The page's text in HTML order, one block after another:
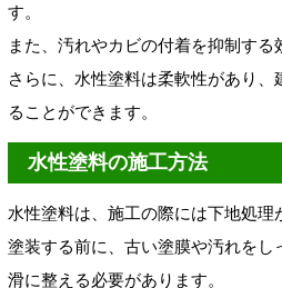
す。
また、汚れやカビの付着を抑制する
さらに、水性塗料は柔軟性があり
ることができます。
水性塗料の施工方法
水性塗料は、施工の際には下地処理
塗装する前に、古い塗膜や汚れをし
滑に整える必要があります。